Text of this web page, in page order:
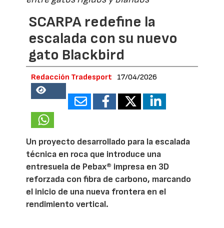
SCARPA redefine la
escalada con su nuevo
gato Blackbird
Redacción Tradesport 17/04/2026
18517
Un proyecto desarrollado para la escalada
técnica en roca que introduce una
entresuela de Pebax® impresa en 3D
reforzada con fibra de carbono, marcando
el inicio de una nueva frontera en el
rendimiento vertical.